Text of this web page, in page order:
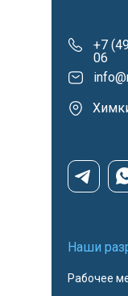
Наши
Рабочее
+7
06